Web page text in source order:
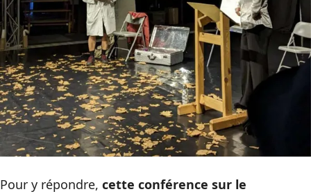
Pour y répondre, cette conférence sur le